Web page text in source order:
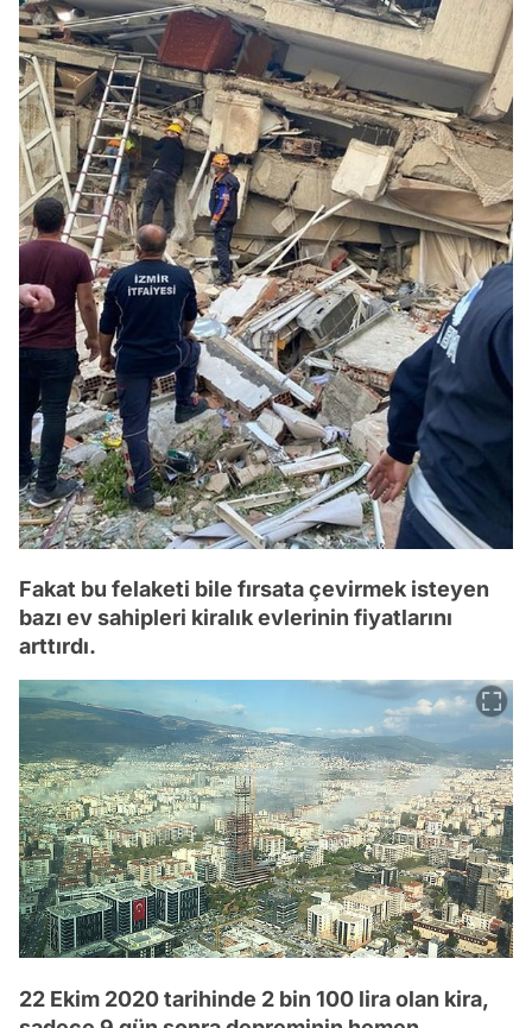
Fakat bu felaketi bile fırsata çevirmek isteyen
bazı ev sahipleri kiralık evlerinin fiyatlarını
arttırdı.
22 Ekim 2020 tarihinde 2 bin 100 lira olan kira,